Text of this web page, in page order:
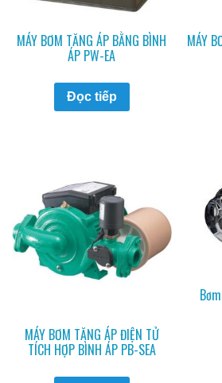
MÁY BƠM TĂNG ÁP BẰNG BÌNH
ÁP PW-EA
Đọc tiếp
MÁY
MÁY BƠM TĂNG ÁP ĐIỆN TỬ
TÍCH HỢP BÌNH ÁP PB-SEA